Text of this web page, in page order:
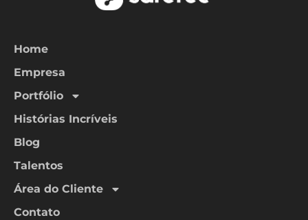
Home
Empresa
Portfólio
Histórias Incríveis
Blog
Talentos
Área do Cliente
Contato